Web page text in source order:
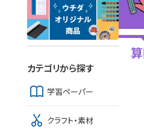
カテゴリから探す
学習ペーパー
クラフト・素材